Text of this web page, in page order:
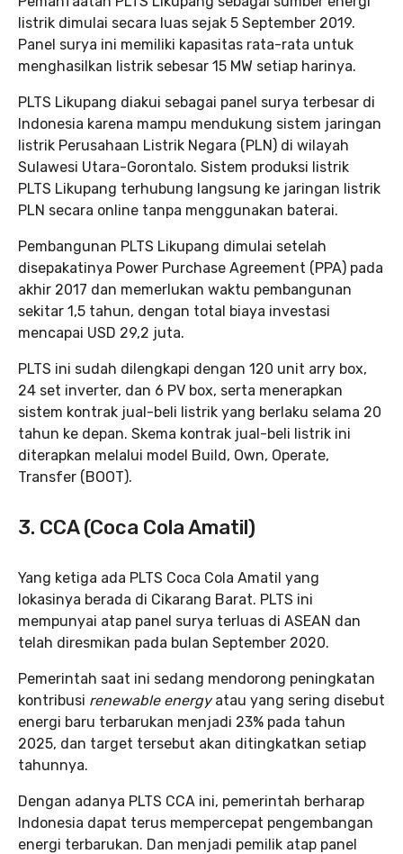
listrik dimulai secara luas sejak 5 September 2019.
Panel surya ini memiliki kapasitas rata-rata untuk
menghasilkan listrik sebesar 15 MW setiap harinya.
PLTS Likupang diakui sebagai panel surya terbesar di
Indonesia karena mampu mendukung sistem jaringan
listrik Perusahaan Listrik Negara (PLN) di wilayah
Sulawesi Utara-Gorontalo. Sistem produksi listrik
PLTS Likupang terhubung langsung ke jaringan listrik
PLN secara online tanpa menggunakan baterai.
Pembangunan PLTS Likupang dimulai setelah
disepakatinya Power Purchase Agreement (PPA) pada
akhir 2017 dan memerlukan waktu pembangunan
sekitar 1,5 tahun, dengan total biaya investasi
mencapai USD 29,2 juta.
PLTS ini sudah dilengkapi dengan 120 unit arry box,
24 set inverter, dan 6 PV box, serta menerapkan
sistem kontrak jual-beli listrik yang berlaku selama 20
tahun ke depan. Skema kontrak jual-beli listrik ini
diterapkan melalui model Build, Own, Operate,
Transfer (BOOT).
3. CCA (Coca Cola Amatil)
Yang ketiga ada PLTS Coca Cola Amatil yang
lokasinya berada di Cikarang Barat. PLTS ini
mempunyai atap panel surya terluas di ASEAN dan
telah diresmikan pada bulan September 2020.
Pemerintah saat ini sedang mendorong peningkatan
kontribusi renewable energyatau yang sering disebut
energi baru terbarukan menjadi 23% pada tahun
2025, dan target tersebut akan ditingkatkan setiap
tahunnya.
Dengan adanya PLTS CCA ini, pemerintah berharap
Indonesia dapat terus mempercepat pengembangan
energi terbarukan. Dan menjadi pemilik atap panel